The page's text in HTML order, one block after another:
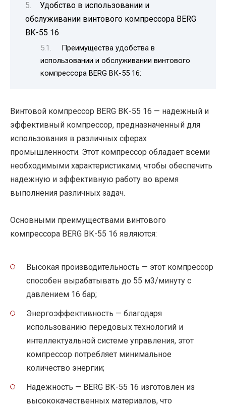
Удобство в использовании и
обслуживании винтового компрессора BERG
ВК-55 16
Преимущества удобства в
использовании и обслуживании винтового
компрессора BERG ВК-55 16:
Винтовой компрессор BERG ВК-55 16 — надежный и
эффективный компрессор, предназначенный для
использования в различных сферах
промышленности. Этот компрессор обладает всеми
необходимыми характеристиками, чтобы обеспечить
надежную и эффективную работу во время
выполнения различных задач.
Основными преимуществами винтового
компрессора BERG ВК-55 16 являются:
Высокая производительность — этот компрессор
способен вырабатывать до 55 м3/минуту с
давлением 16 бар;
Энергоэффективность — благодаря
использованию передовых технологий и
интеллектуальной системе управления, этот
компрессор потребляет минимальное
количество энергии;
Надежность — BERG ВК-55 16 изготовлен из
высококачественных материалов, что